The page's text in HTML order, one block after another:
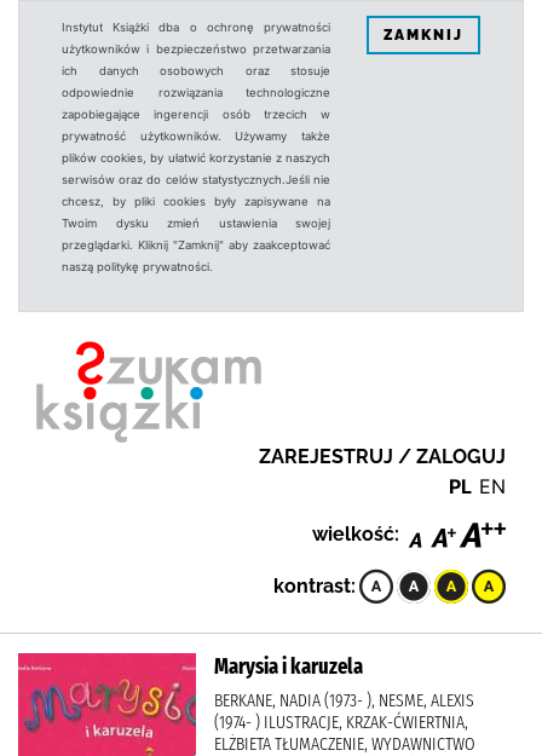
Instytut Książki dba o ochronę prywatności
użytkowników i bezpieczeństwo przetwarzania
ich danych osobowych oraz stosuje
odpowiednie rozwiązania technologiczne
zapobiegające ingerencji osób trzecich w
prywatność użytkowników. Używamy także
plików cookies, by ułatwić korzystanie z naszych
serwisów oraz do celów statystycznych.Jeśli nie
chcesz, by pliki cookies były zapisywane na
Twoim dysku zmień ustawienia swojej
przeglądarki. Kliknij "Zamknij" aby zaakceptować
naszą politykę prywatności.
ZAMKNIJ
ZAREJESTRUJ / ZALOGUJ
PL EN
wielkość:
kontrast:
Marysia i karuzela
BERKANE, NADIA (1973- ), NESME, ALEXIS
(1974- ) ILUSTRACJE, KRZAK-ĆWIERTNIA,
ELŻBIETA TŁUMACZENIE, WYDAWNICTWO